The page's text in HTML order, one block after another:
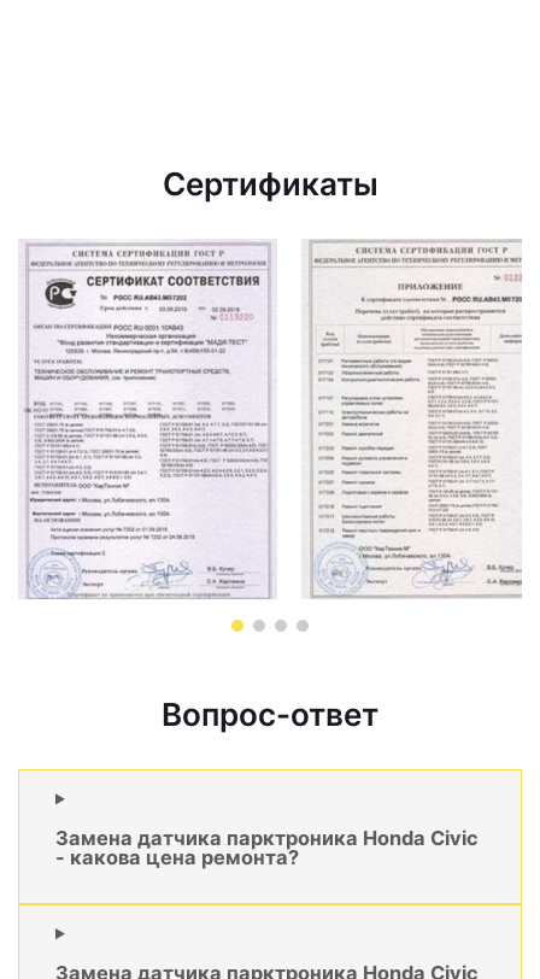
Сертификаты
Вопрос-ответ
Замена датчика парктроника Honda Civic
- какова цена ремонта?
Замена датчика парктроника Honda Civic